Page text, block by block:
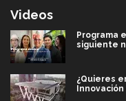
Videos
Programa
siguiente
¿Quieres